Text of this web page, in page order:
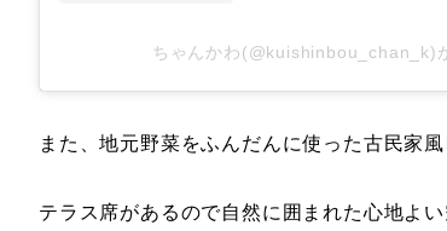
ちゃんかわ(@kuishinbou_chan_k)
また、地元野菜をふんだんに使った古民家
テラス席があるので自然に囲まれた心地よ